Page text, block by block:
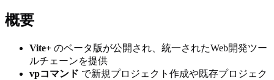
概要
Vite+ のベータ版が公開され、統一されたWeb開発ツー
ルチェーンを提供
vpコマンド で新規プロジェクト作成や既存プロジェク